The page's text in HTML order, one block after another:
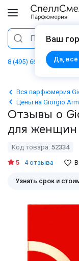
Ваш
Да,
Поиск
8 (495) 668 06 02
Вся парфюмерия
Цены на Giorgio
Отзывы о
для женщин
Код товара: 52334
5
4 отзыва
Узнать срок и